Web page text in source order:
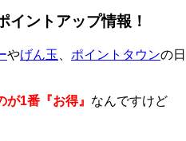
イントアップ情報！
やげん玉 ポイントタウンの日
1番『お得』 なんですけど